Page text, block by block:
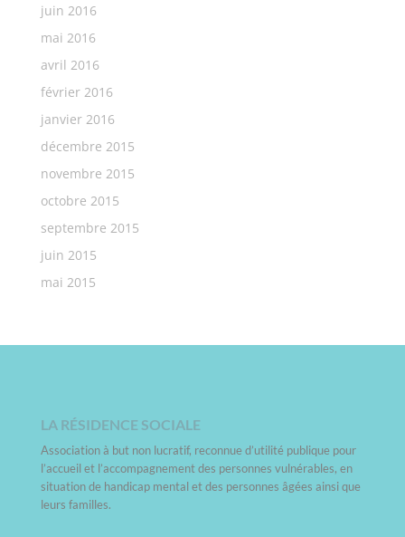
juin 2016
mai 2016
avril 2016
février 2016
janvier 2016
décembre 2015
novembre 2015
octobre 2015
septembre 2015
juin 2015
mai 2015
LA RÉSIDENCE SOCIALE
Association à but non lucratif, reconnue d’utilité publique pour
l’accueil et l’accompagnement des personnes vulnérables, en
situation de handicap mental et des personnes âgées ainsi que
leurs familles.